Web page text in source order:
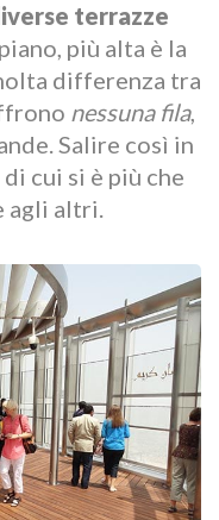
terrazze
più alta è la
differenza tra
nessuna fila,
Salire così in
cui si è più che
agli altri.